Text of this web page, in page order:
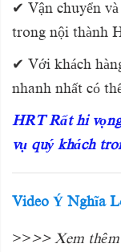
✔ Vận chuyển
trong nội thành
✔ Với khách
nhanh nhất có
HRT Rất hi
vụ quý khách
Video Ý Nghĩa
>>>> Xem thêm